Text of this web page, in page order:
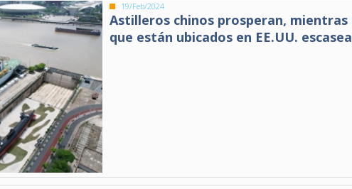
19/Feb/2024
Astilleros chinos prosperan, mientras
que están ubicados en EE.UU.